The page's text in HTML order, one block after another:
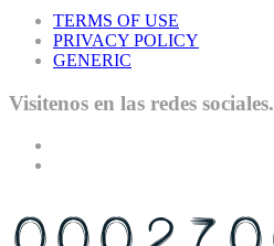
TERMS OF USE
PRIVACY POLICY
GENERIC
Visitenos en las redes sociales.